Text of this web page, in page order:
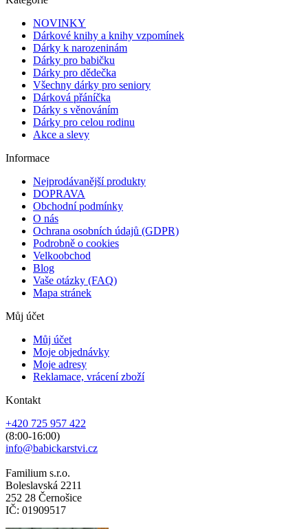
NOVINKY
Dárkové knihy a knihy vzpomínek
Dárky k narozeninám
Dárky pro babičku
Dárky pro dědečka
Všechny dárky pro seniory
Dárková přáníčka
Dárky s věnováním
Dárky pro celou rodinu
Akce a slevy
Informace
Nejprodávanější produkty
DOPRAVA
Obchodní podmínky
O nás
Ochrana osobních údajů (GDPR)
Podrobně o cookies
Velkoobchod
Blog
Vaše otázky (FAQ)
Mapa stránek
Můj účet
Můj účet
Moje objednávky
Moje adresy
Reklamace, vrácení zboží
Kontakt
+420 725 957 422
(8:00-16:00)
info@babickarstvi.cz
Familium s.r.o.
Boleslavská 2211
252 28 Černošice
IČ: 01909517